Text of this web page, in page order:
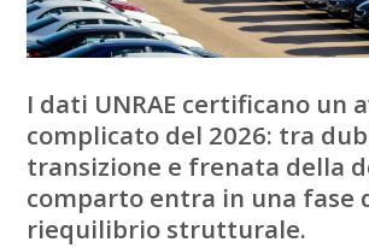
I dati UNRAE certificano un
complicato del 2026: tra
transizione e frenata della
comparto entra in una fase
riequilibrio strutturale.